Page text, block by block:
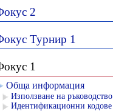
2
Турнир 1
1
Обща информация
Използване на ръководство
Идентификационни кодове